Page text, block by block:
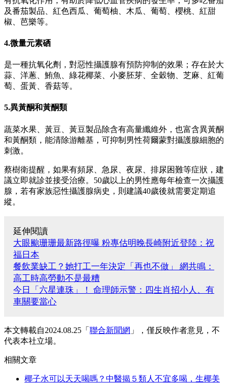
及番茄製品、紅色西瓜、葡萄柚、木瓜、葡萄、櫻桃、紅甜
椒、芭樂等。
4.微量元素硒
是一種抗氧化劑，對惡性攝護腺有預防抑制的效果；存在於大
蒜、洋蔥、鮪魚、綠花椰菜、小麥胚芽、全穀物、芝麻、紅葡
萄、蛋黃、香菇等。
5.異黃酮和黃酮類
蔬菜水果、黃豆、黃豆製品除含有高量纖維外，也富含異黃酮
和黃酮類，能清除游離基，可抑制男性荷爾蒙對攝護腺細胞的
刺激。
蔡樹衛提醒，如果有頻尿、急尿、夜尿、排尿困難等症狀，建
議立即就診並接受治療。50歲以上的男性應每年檢查一次攝護
腺，若有家族惡性攝護腺病史，則建議40歲後就需要定期追
縱。
延伸閱讀
大眼颱珊珊最新路徑曝 粉專估明晚長崎附近登陸：祝
福日本
餐飲業缺工？她打工一年決定「再也不做」 網共鳴：
高工時高勞動不是最糟
今日「六星連珠」！ 命理師示警：四生肖招小人、有
車關要當心
本文轉載自2024.08.25「 聯合新聞網 」，僅反映作者意見，不
代表本社立場。
相關文章
椰子水可以天天喝嗎？中醫揭５類人不宜多喝，生椰美